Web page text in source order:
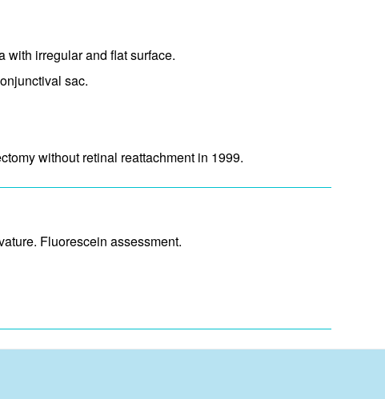
with irregular and flat surface.
sac.
without retinal reattachment in 1999.
Fluorescein assessment.